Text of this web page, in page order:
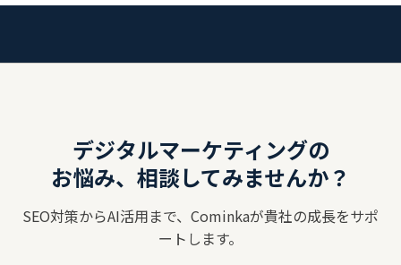
デジタルマーケティングの
お悩み、相談してみませんか？
SEO対策からAI活用まで、Cominkaが貴社の成長をサポ
ートします。